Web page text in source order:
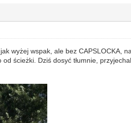
wyżej wspak, ale bez CAPSLOCKA,
ścieżki. Dziś dosyć tłumnie,